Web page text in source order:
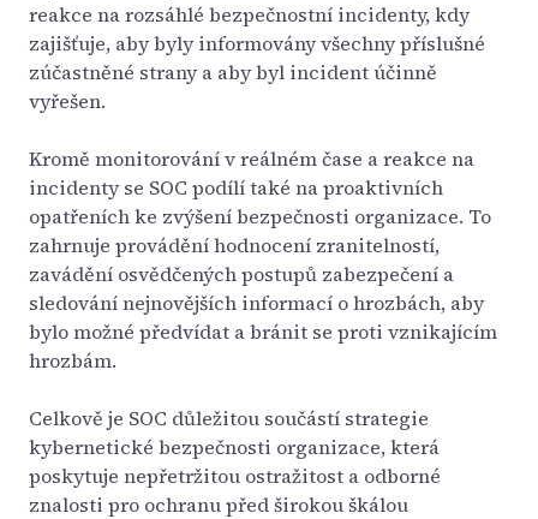
reakce na rozsáhlé bezpečnostní incidenty, kdy
zajišťuje, aby byly informovány všechny příslušné
zúčastněné strany a aby byl incident účinně
vyřešen.
Kromě monitorování v reálném čase a reakce na
incidenty se SOC podílí také na proaktivních
opatřeních ke zvýšení bezpečnosti organizace. To
zahrnuje provádění hodnocení zranitelností,
zavádění osvědčených postupů zabezpečení a
sledování nejnovějších informací o hrozbách, aby
bylo možné předvídat a bránit se proti vznikajícím
hrozbám.
Celkově je SOC důležitou součástí strategie
kybernetické bezpečnosti organizace, která
poskytuje nepřetržitou ostražitost a odborné
znalosti pro ochranu před širokou škálou